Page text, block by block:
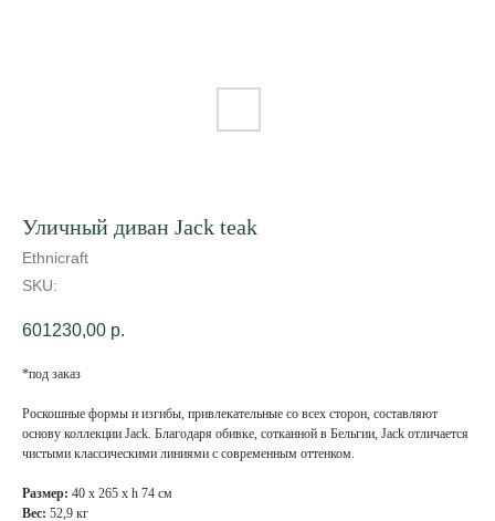
Уличный диван Jack teak
Ethnicraft
SKU:
601230,00 р.
*под заказ
Роскошные формы и изгибы, привлекательные со всех сторон, составляют
основу коллекции Jack. Благодаря обивке, сотканной в Бельгии, Jack отличается
чистыми классическими линиями с современным оттенком.
Размер: 40 х 265 х h 74 см
Вес: 52,9 кг